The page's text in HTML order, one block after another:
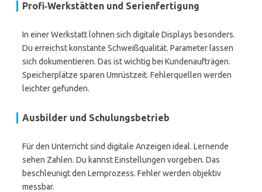
Profi‑Werkstätten und Serienfertigung
In einer Werkstatt lohnen sich digitale Displays besonders.
Du erreichst konstante Schweißqualität. Parameter lassen
sich dokumentieren. Das ist wichtig bei Kundenaufträgen.
Speicherplätze sparen Umrüstzeit. Fehlerquellen werden
leichter gefunden.
Ausbilder und Schulungsbetrieb
Für den Unterricht sind digitale Anzeigen ideal. Lernende
sehen Zahlen. Du kannst Einstellungen vorgeben. Das
beschleunigt den Lernprozess. Fehler werden objektiv
messbar.